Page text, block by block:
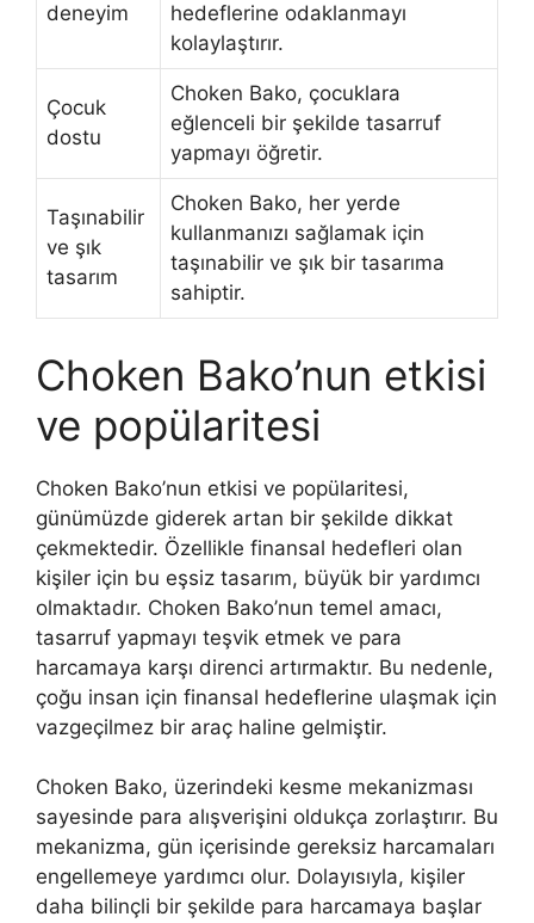
deneyim
hedeflerine odaklanmayı
kolaylaştırır.
Çocuk
dostu
Choken Bako, çocuklara
eğlenceli bir şekilde tasarruf
yapmayı öğretir.
Taşınabilir
ve şık
tasarım
Choken Bako, her yerde
kullanmanızı sağlamak için
taşınabilir ve şık bir tasarıma
sahiptir.
Choken Bako’nun etkisi
ve popülaritesi
Choken Bako’nun etkisi ve popülaritesi,
günümüzde giderek artan bir şekilde dikkat
çekmektedir. Özellikle finansal hedefleri olan
kişiler için bu eşsiz tasarım, büyük bir yardımcı
olmaktadır. Choken Bako’nun temel amacı,
tasarruf yapmayı teşvik etmek ve para
harcamaya karşı direnci artırmaktır. Bu nedenle,
çoğu insan için finansal hedeflerine ulaşmak için
vazgeçilmez bir araç haline gelmiştir.
Choken Bako, üzerindeki kesme mekanizması
sayesinde para alışverişini oldukça zorlaştırır. Bu
mekanizma, gün içerisinde gereksiz harcamaları
engellemeye yardımcı olur. Dolayısıyla, kişiler
daha bilinçli bir şekilde para harcamaya başlar